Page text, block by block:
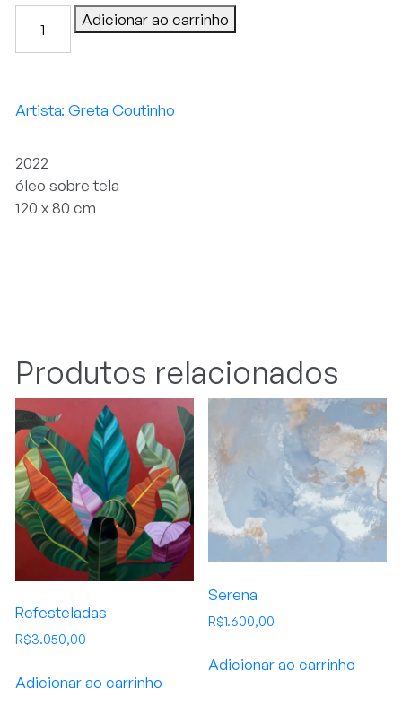
Mergulhar
Junto
Adicionar ao carrinho
Greta Coutinho
2022
óleo sobre tela
120 x 80 cm
Produtos relacionados
Refesteladas
R$3.050,00
Adicionar ao carrinho
Serena
R$1.600,00
Adicionar ao carrinho